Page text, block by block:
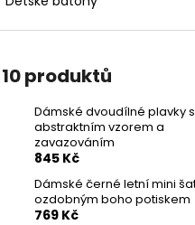
produktů
Dámské dvoudílné plavky s
abstraktním vzorem a
zavazováním
845 Kč
Dámské černé letní mini
ozdobným boho potiskem
769 Kč